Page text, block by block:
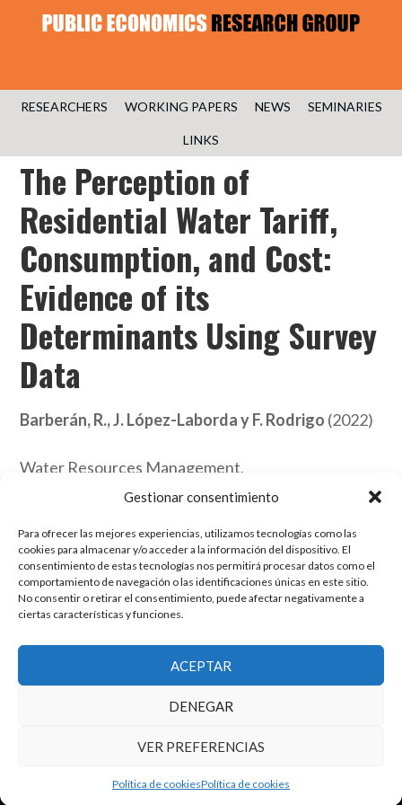
Gestionar consentimiento
Para ofrecer las mejores experiencias, utilizamos tecnologías como las
cookies para almacenar y/o acceder a la información del dispositivo. El
consentimiento de estas tecnologías nos permitirá procesar datos como el
comportamiento de navegación o las identificaciones únicas en este sitio.
No consentir o retirar el consentimiento, puede afectar negativamente a
ciertas características y funciones.
ACEPTAR
DENEGAR
VER PREFERENCIAS
Política de cookiesPolítica de cookies
RESEARCHERS WORKING PAPERS NEWS SEMINARIES
LINKS
The Perception of
Residential Water Tariff,
Consumption, and Cost:
Evidence of its
Determinants Using Survey
Data
Barberán, R., J. López-Laborda y F. Rodrigo (2022)
Water Resources Management,
https://doi.org/10.1007/s11269-022-03134-z
Archive
Link
del Gobierno de Aragón
Genesis|Login
Tema para economía pública